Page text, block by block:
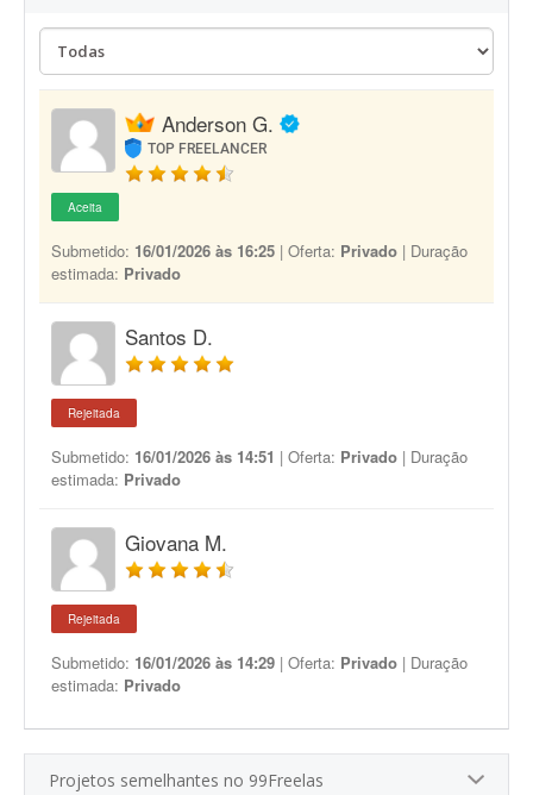
Anderson G.
TOP FREELANCER
Aceita
Submetido: 16/01/2026 às 16:25 | Oferta: Privado | Duração
estimada: Privado
Santos D.
Rejeitada
Submetido: 16/01/2026 às 14:51 | Oferta: Privado | Duração
estimada: Privado
Giovana M.
Rejeitada
Submetido: 16/01/2026 às 14:29 | Oferta: Privado | Duração
estimada: Privado
Projetos semelhantes no 99Freelas